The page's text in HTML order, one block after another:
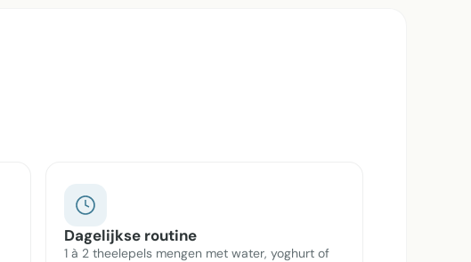
Dagelijkse routine
1 à 2 theelepels mengen met water, yoghurt of